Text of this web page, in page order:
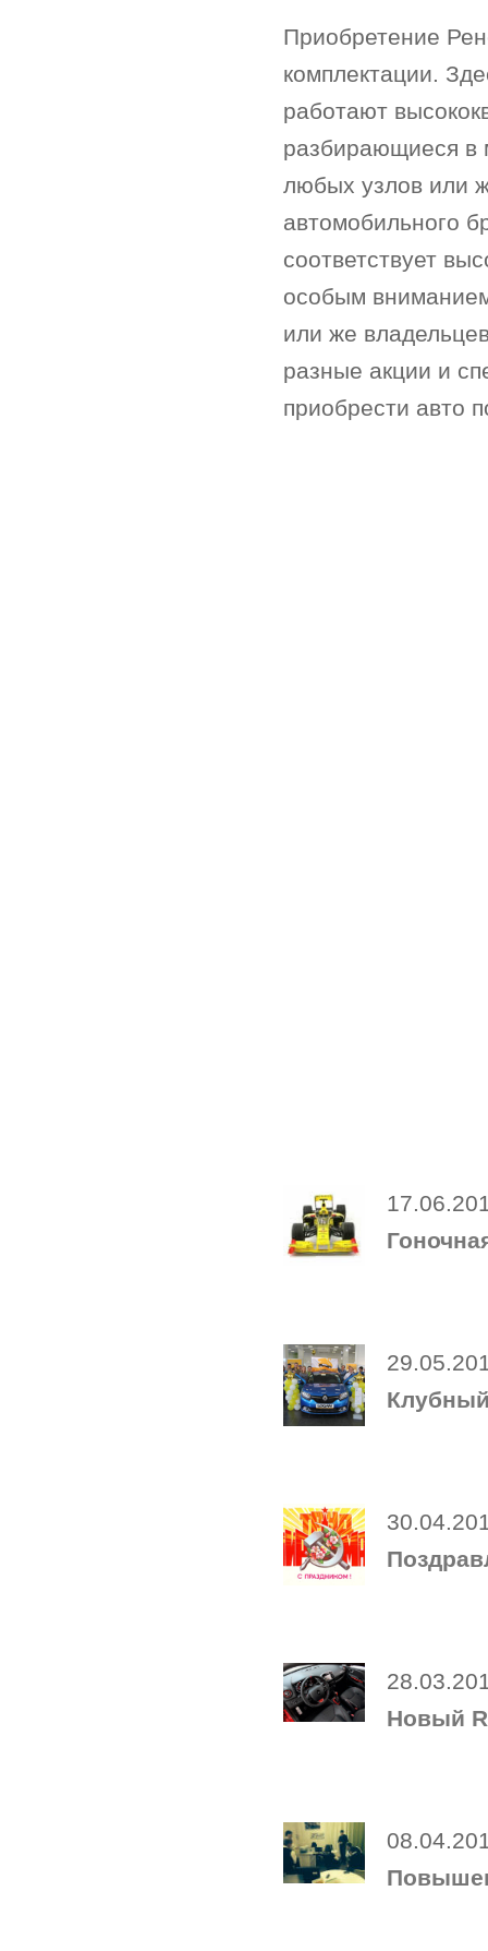
Приобретение
комплектации.
работают
разбирающиеся в
любых узлов или
автомобильного
соответствует
особым
или же
разные акции и
приобрести авто
Новый